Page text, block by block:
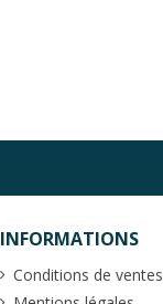
INFORMATIONS
Conditions de ventes